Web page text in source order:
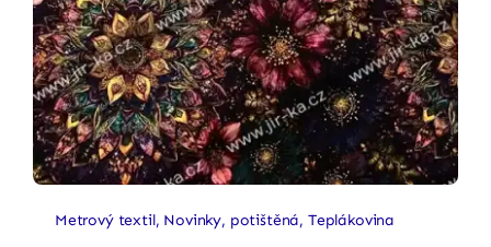
Metrový textil, Novinky, potištěná, Teplákovina